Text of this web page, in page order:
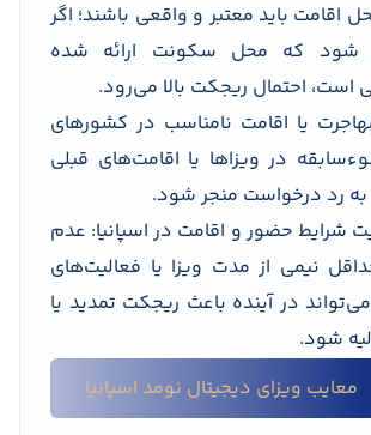
اقامت باید معتبر و واقعی باشند؛ اگر
که محل سکونت ارائه شده
است، احتمال ریجکت بالا می‌رود.
یا اقامت نامناسب در کشورهای
در ویزاها یا اقامت‌های قبلی
به رد درخواست منجر شود.
شرایط حضور و اقامت در اسپانیا: عدم
نیمی از مدت ویزا یا فعالیت‌های
در آینده باعث ریجکت تمدید یا
شود.
معایب ویزای دیجیتال نومد اسپانیا